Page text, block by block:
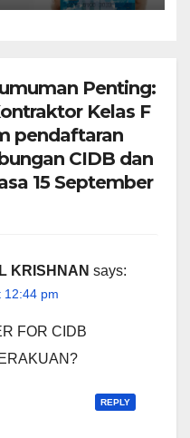
Penting:
Kelas F
pendaftaran
CIDB dan
15 September
KRISHNAN says:
12:44 pm
FOR CIDB
REPLY